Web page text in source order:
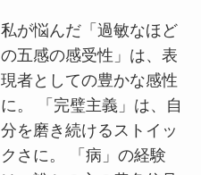
私が悩んだ「過敏なほど
の五感の感受性」は、表
現者としての豊かな感性
に。 「完璧主義」は、自
分を磨き続けるストイッ
クさに。 「病」の経験